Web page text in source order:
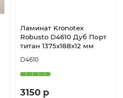
Ламинат Kronotex
Robusto D4610 Дуб Порт
титан 1375х188х12 мм
D4610
3150 р